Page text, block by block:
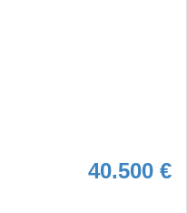
40.500 €